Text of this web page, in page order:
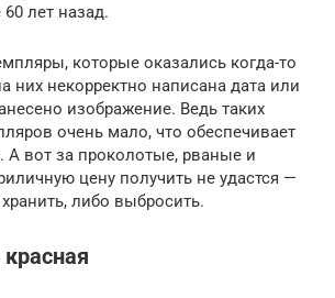
лет назад.
которые оказались когда-то
них некорректно написана дата или
изображение. Ведь таких
очень мало, что обеспечивает
А вот за проколотые, рваные и
цену получить не удастся —
либо выбросить.